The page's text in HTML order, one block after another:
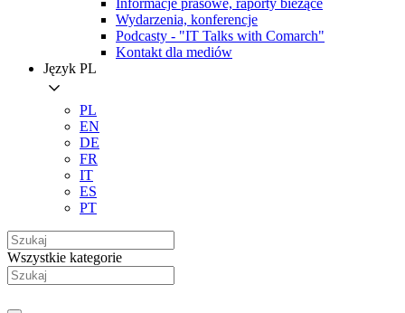
Informacje prasowe, raporty bieżące
Wydarzenia, konferencje
Podcasty - "IT Talks with Comarch"
Kontakt dla mediów
Język PL
PL
EN
DE
FR
IT
ES
PT
Wszystkie kategorie